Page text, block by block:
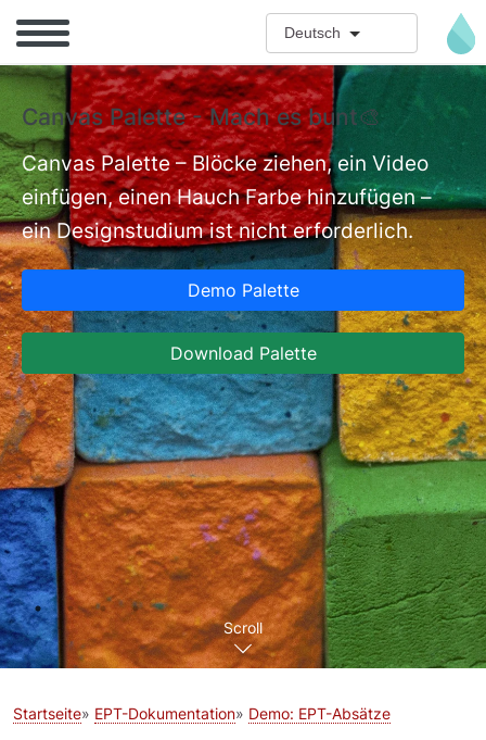
Deutsch
Canvas Palette - Mach es bunt🎨
Canvas Palette – Blöcke ziehen, ein Video
einfügen, einen Hauch Farbe hinzufügen –
ein Designstudium ist nicht erforderlich.
Demo Palette
Download Palette
Scroll
Startseite EPT-Dokumentation Demo: EPT-Absätze